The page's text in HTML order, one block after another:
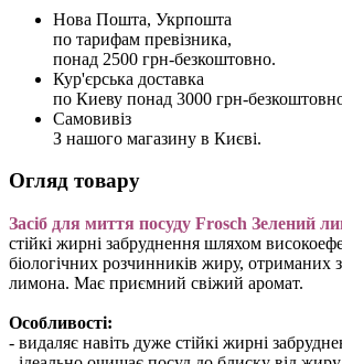
Нова Пошта, Укрпошта
по тарифам превізника,
понад 2500 грн-безкоштовно.
Кур'єрська доставка
по Киеву понад 3000 грн-
Самовивіз
З нашого магазину в Києві.
Огляд товару
Засіб для миття посуду Frosch Зелений
стійкі жирні забруднення шляхом
біологічних розчинників жиру, отриманих
лимона. Має приємний свіжий аромат.
Особливості:
- видаляє навіть дуже стійкі жирні